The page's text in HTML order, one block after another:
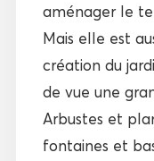
aménager le
Mais elle est
création du
de vue une
Arbustes et
fontaines et